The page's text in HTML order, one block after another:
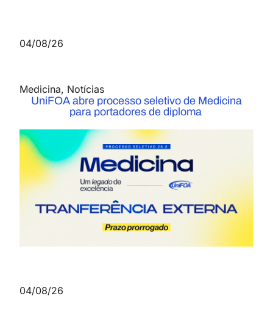
04/08/26
Medicina, Notícias
UniFOA abre processo seletivo de Medicina
para portadores de diploma
04/08/26